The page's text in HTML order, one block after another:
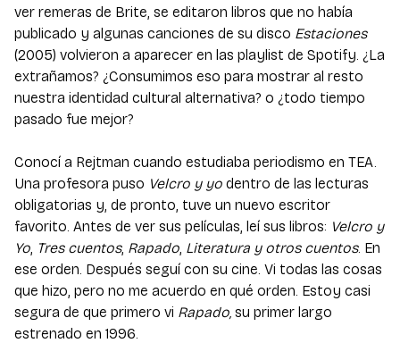
ver remeras de Brite, se editaron libros que no había
publicado y algunas canciones de su disco Estaciones
(2005) volvieron a aparecer en las playlist de Spotify. ¿La
extrañamos? ¿Consumimos eso para mostrar al resto
nuestra identidad cultural alternativa? o ¿todo tiempo
pasado fue mejor?
Conocí a Rejtman cuando estudiaba periodismo en TEA.
Una profesora puso Velcro y yo dentro de las lecturas
obligatorias y, de pronto, tuve un nuevo escritor
favorito. Antes de ver sus películas, leí sus libros: Velcro y
Yo Tres cuentos, Rapado Literatura y otros cuentos. En
ese orden. Después seguí con su cine. Vi todas las cosas
que hizo, pero no me acuerdo en qué orden. Estoy casi
segura de que primero vi Rapado, su primer largo
estrenado en 1996.